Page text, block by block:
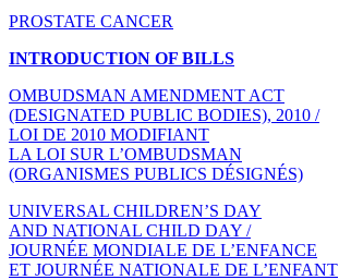
PROSTATE CANCER
INTRODUCTION OF BILLS
OMBUDSMAN AMENDMENT ACT
(DESIGNATED PUBLIC BODIES), 2010 /
LOI DE 2010 MODIFIANT
LA LOI SUR L’OMBUDSMAN
(ORGANISMES PUBLICS DÉSIGNÉS)
UNIVERSAL CHILDREN’S DAY
AND NATIONAL CHILD DAY /
JOURNÉE MONDIALE DE L’ENFANCE
ET JOURNÉE NATIONALE DE L’ENFANT